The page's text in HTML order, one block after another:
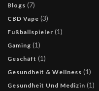
Blogs (7)
CBD Vape (3)
Fußballspieler (1)
Gaming (1)
Geschäft (1)
Gesundheit & Wellness (1)
Gesundheit Und Medizin (1)